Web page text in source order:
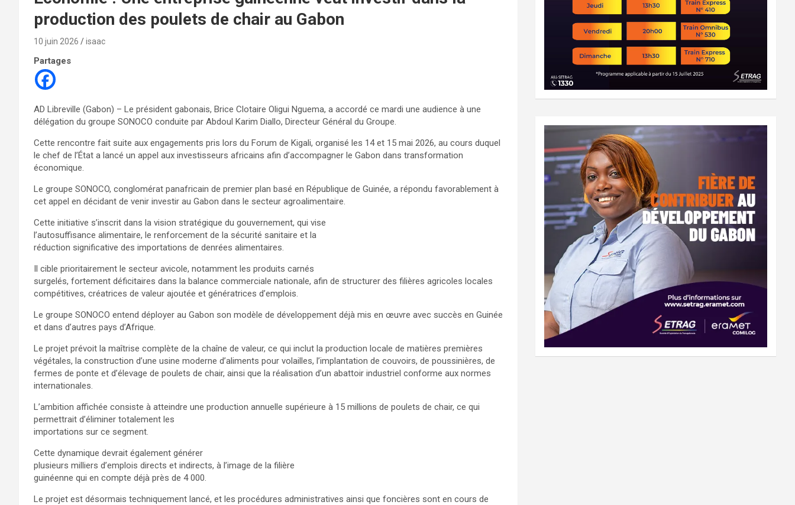
production des poulets de chair au Gabon
10 juin 2026 isaac
Partages
AD Libreville (Gabon) – Le président gabonais, Brice Clotaire Oligui Nguema, a accordé ce mardi une audience à une
délégation du groupe SONOCO conduite par Abdoul Karim Diallo, Directeur Général du Groupe.
Cette rencontre fait suite aux engagements pris lors du Forum de Kigali, organisé les 14 et 15 mai 2026, au cours duquel
le chef de l’État a lancé un appel aux investisseurs africains afin d’accompagner le Gabon dans transformation
économique.
Le groupe SONOCO, conglomérat panafricain de premier plan basé en République de Guinée, a répondu favorablement à
cet appel en décidant de venir investir au Gabon dans le secteur agroalimentaire.
Cette initiative s’inscrit dans la vision stratégique du gouvernement, qui vise
l’autosuffisance alimentaire, le renforcement de la sécurité sanitaire et la
réduction significative des importations de denrées alimentaires.
Il cible prioritairement le secteur avicole, notamment les produits carnés
surgelés, fortement déficitaires dans la balance commerciale nationale, afin de structurer des filières agricoles locales
compétitives, créatrices de valeur ajoutée et génératrices d’emplois.
Le groupe SONOCO entend déployer au Gabon son modèle de développement déjà mis en œuvre avec succès en Guinée
et dans d’autres pays d’Afrique.
Le projet prévoit la maîtrise complète de la chaîne de valeur, ce qui inclut la production locale de matières premières
végétales, la construction d’une usine moderne d’aliments pour volailles, l’implantation de couvoirs, de poussinières, de
fermes de ponte et d’élevage de poulets de chair, ainsi que la réalisation d’un abattoir industriel conforme aux normes
internationales.
L’ambition affichée consiste à atteindre une production annuelle supérieure à 15 millions de poulets de chair, ce qui
permettrait d’éliminer totalement les
importations sur ce segment.
Cette dynamique devrait également générer
plusieurs milliers d’emplois directs et indirects, à l’image de la filière
guinéenne qui en compte déjà près de 4 000.
Le projet est désormais techniquement lancé, et les procédures administratives ainsi que foncières sont en cours de